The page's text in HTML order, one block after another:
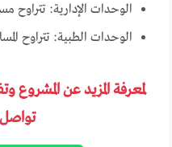
الوحدات الإدارية: تتراوح مساحاتها من
الوحدات الطبية: تتراوح المساحات من 33
لمعرفة المزيد عن المشروع